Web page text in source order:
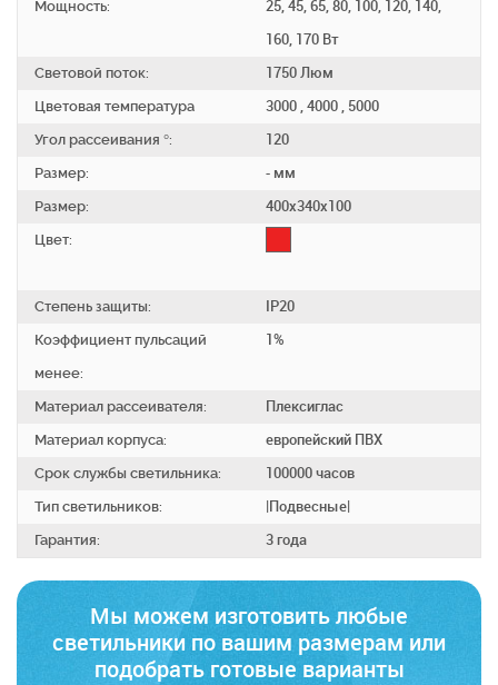
Мощность:
25, 45, 65, 80, 100, 120, 140,
160, 170 Вт
Световой поток:
1750 Люм
Цветовая температура
3000 , 4000 , 5000
Угол рассеивания °:
120
Размер:
- мм
Размер:
400х340х100
Цвет:
Степень защиты:
IP20
Коэффициент пульсаций
менее:
1%
Материал рассеивателя:
Плексиглас
Материал корпуса:
европейский ПВХ
Срок службы светильника:
100000 часов
Тип светильников:
|Подвесные|
Гарантия:
3 года
Мы можем изготовить любые
светильники по вашим размерам или
подобрать готовые варианты